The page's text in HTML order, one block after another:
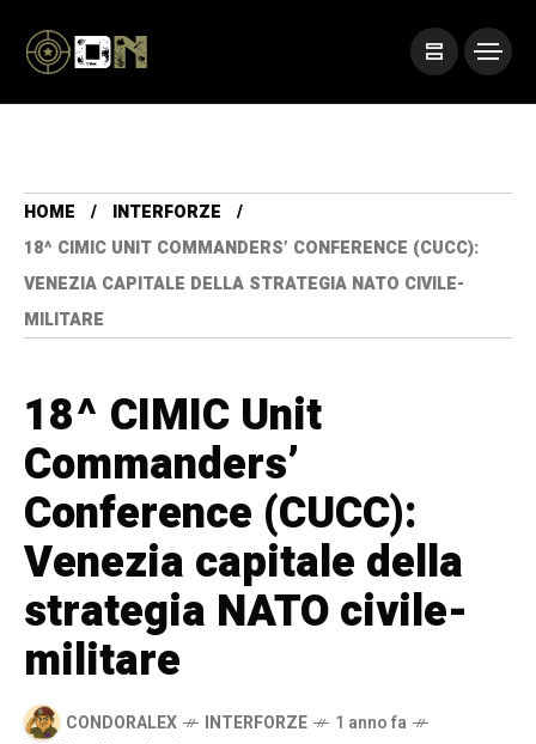
HOME
INTERFORZE
18^ CIMIC UNIT COMMANDERS’ CONFERENCE (CUCC):
VENEZIA CAPITALE DELLA STRATEGIA NATO CIVILE-
MILITARE
18^ CIMIC Unit
Commanders’
Conference (CUCC):
Venezia capitale della
strategia NATO civile-
militare
CONDORALEX INTERFORZE
1 anno fa